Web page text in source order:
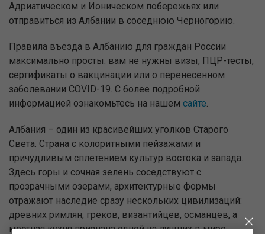
Адриатическом и Ионическом побережьях или
отправиться из Албании в соседнюю Черногорию.
Правила въезда в Албанию для граждан России
максимально просты: вам не нужны визы, ПЦР-тесты,
сертификаты о вакцинации или о перенесенном
заболевании COVID-19. С более подробной
информацией ознакомьтесь на нашем сайте.
Албания – один из красивейших уголков Старого
Света. Страна с колоритными пейзажами и
причудливым сплетением культур востока и запада.
Здесь горы и сочная зелень соседствуют с
прозрачными озерами, архитектурные формы
отражают наследие сразу нескольких цивилизаций:
древних римлян, греков, византийцев, османцев, а
местная кухня признана одной из лучших в мире.